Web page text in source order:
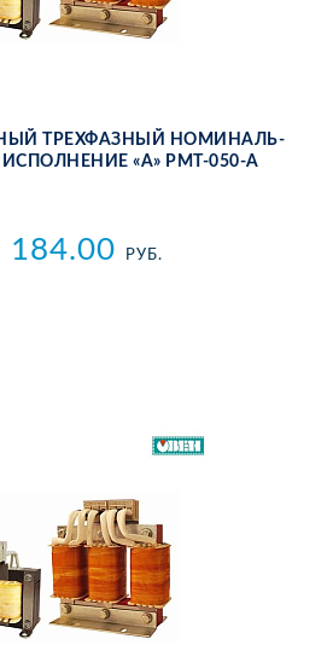
ТРЕХ­ФАЗ­НЫЙ НО­МИ­НАЛЬ­
«А» РМТ-050-А
184.00 РУБ.